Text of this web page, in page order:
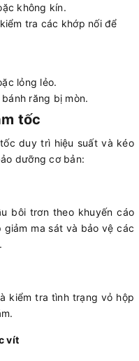
không kín.
tra các khớp nối để
lỏng lẻo.
răng bị mòn.
tốc
duy trì hiệu suất và kéo
dưỡng cơ bản:
bôi trơn theo khuyến cáo
ma sát và bảo vệ các
kiểm tra tình trạng vỏ hộp
vít